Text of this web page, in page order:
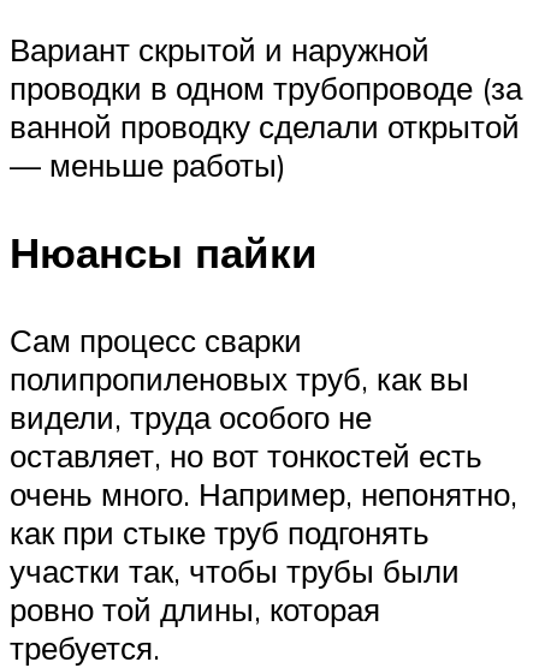
Вариант скрытой и наружной
проводки в одном трубопроводе (за
ванной проводку сделали открытой
— меньше работы)
Нюансы пайки
Сам процесс сварки
полипропиленовых труб, как вы
видели, труда особого не
оставляет, но вот тонкостей есть
очень много. Например, непонятно,
как при стыке труб подгонять
участки так, чтобы трубы были
ровно той длины, которая
требуется.